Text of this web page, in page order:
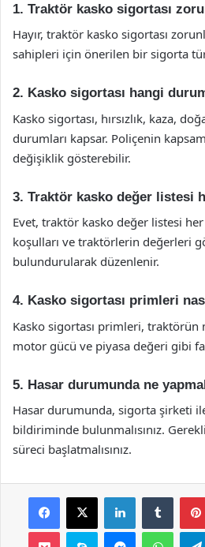
1. Traktör kasko sigortası
Hayır, traktör kasko sigortası
sahipleri için önerilen bir sigorta
2. Kasko sigortası hangi
Kasko sigortası, hırsızlık, kaza,
durumları kapsar. Poliçenin
değişiklik gösterebilir.
3. Traktör kasko değer listesi
Evet, traktör kasko değer listesi
koşulları ve traktörlerin değerleri
bulundurularak düzenlenir.
4. Kasko sigortası primleri
Kasko sigortası primleri, traktörün
motor gücü ve piyasa değeri gibi
5. Hasar durumunda ne
Hasar durumunda, sigorta şirketi
bildiriminde bulunmalısınız.
süreci başlatmalısınız.
Facebook
X LinkedInTumblr
Pocket Skype Messenger